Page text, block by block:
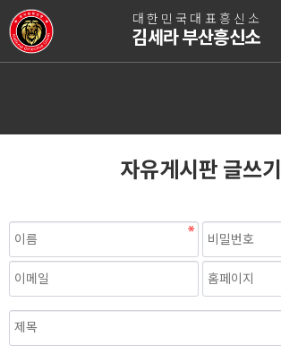
대한민국대표흥신소
김세라 부산흥신소
자유게시판 글쓰기